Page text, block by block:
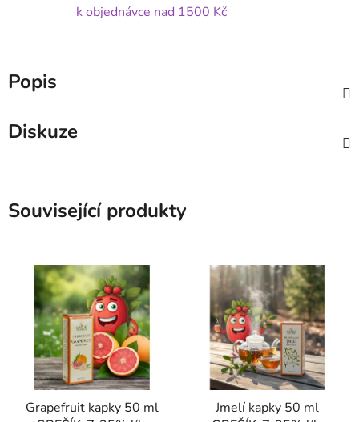
k objednávce nad 1500 Kč
Popis
Diskuze
Související produkty
Grapefruit kapky 50 ml
Jmelí kapky 50 ml